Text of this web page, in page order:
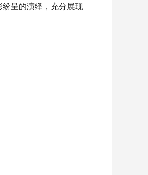
呈的演绎，充分展现